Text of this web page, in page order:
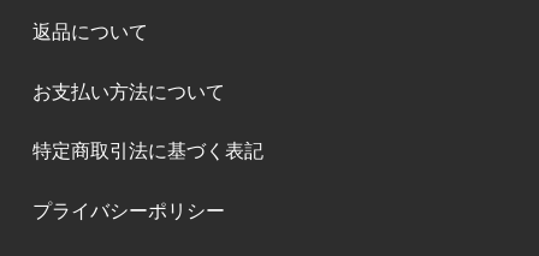
返品について
お支払い方法について
特定商取引法に基づく表記
プライバシーポリシー